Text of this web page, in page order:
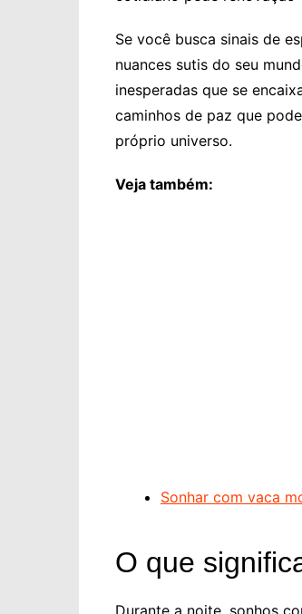
Se você busca sinais de
nuances sutis do seu
inesperadas que se
caminhos de paz que
próprio universo.
Veja também:
Sonhar com vaca
O que
Durante a noite, sonhos